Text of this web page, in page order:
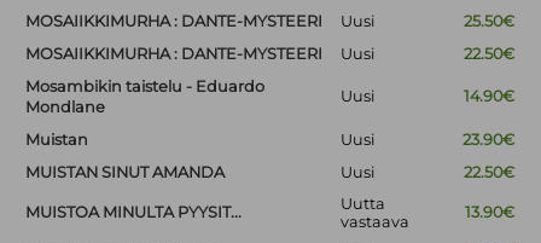
MOSAIIKKIMURHA : DANTE-MYSTEERI
Uusi
25.50€
MOSAIIKKIMURHA : DANTE-MYSTEERI
Uusi
22.50€
Mosambikin taistelu - Eduardo
Mondlane
Uusi 14.90€
Muistan Uusi
23.90€
MUISTAN SINUT AMANDA
Uusi 22.50€
MUISTOA MINULTA PYYSIT...
Uutta
vastaava
13.90€